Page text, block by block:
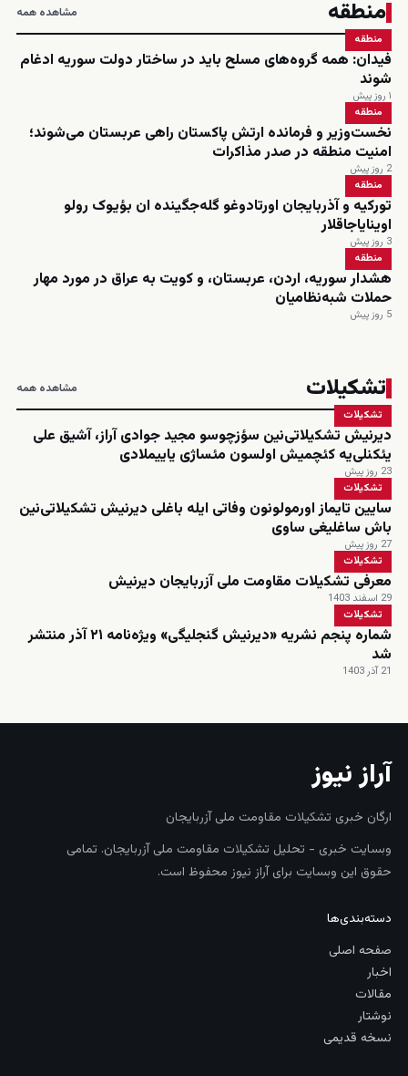
منطقه مشاهده همه
منطقه
فیدان: همه گروه‌های مسلح باید در ساختار دولت سوریه ادغام
شوند
۱ روز پیش
منطقه
نخست‌وزیر و فرمانده ارتش پاکستان راهی عربستان می‌شوند؛
امنیت منطقه در صدر مذاکرات
2 روز پیش
منطقه
تورکیه و آذربایجان اورتادوغو گله‌جگینده ان بؤیوک رولو
اوینایاجاقلار
3 روز پیش
منطقه
هشدار سوریه، اردن، عربستان، و کویت به عراق در مورد مهار
حملات شبه‌نظامیان
5 روز پیش
تشکیلات مشاهده همه
تشکیلات
دیرنیش تشکیلاتی‌نین سؤزچوسو مجید جوادی آراز، آشیق علی
یئکنلی‌یه کئچمیش اولسون مئساژی یاییملادی
23 روز پیش
تشکیلات
سایین تایماز اورمولونون وفاتی ایله باغلی دیرنیش تشکیلاتی‌نین
باش ساغلیغی ساوی
27 روز پیش
تشکیلات
معرفی تشکیلات مقاومت ملی آزربایجان دیرنیش
29 اسفند 1403
تشکیلات
شماره پنجم نشریه «دیرنیش گنجلیگی» ویژه‌نامه ۲۱ آذر منتشر
شد
21 آذر 1403
آراز نیوز
ارگان خبری تشکیلات مقاومت ملی آزربایجان
وبسایت خبری - تحلیل تشکیلات مقاومت ملی آزربایجان. تمامی
حقوق این وبسایت برای آراز نیوز محفوظ است.
دسته‌بندی‌ها
صفحه اصلی
اخبار
مقالات
نوشتار
نسخه قدیمی